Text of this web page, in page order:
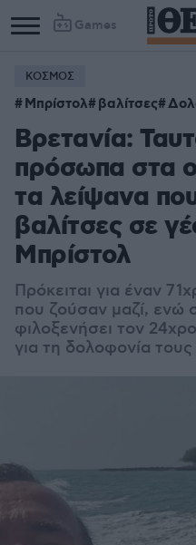
Games
ΚΟΣΜΟΣ
Μπρίστολ βαλίτσες
Βρετανία:
πρόσωπα στα
τα λείψανα
βαλίτσες σε
Μπρίστολ
Πρόκειται για έναν
που ζούσαν μαζί, ενώ
φιλοξενήσει τον
για τη δολοφονία τους